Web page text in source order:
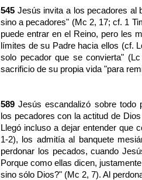
545 Jesús invita a los pecadores al
sino a pecadores" (Mc 2, 17; cf. 1
puede entrar en el Reino, pero les
límites de su Padre hacia ellos (cf.
solo pecador que se convierta"
sacrificio de su propia vida "para
589 Jesús escandalizó sobre todo
los pecadores con la actitud de
Llegó incluso a dejar entender que
1-2), los admitía al banquete
perdonar los pecados, cuando
Porque como ellas dicen,
sino sólo Dios?" (Mc 2, 7). Al